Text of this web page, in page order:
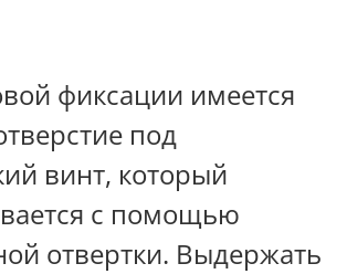
фиксации имеется
под
винт, который
с помощью
отвертки. Выдержать